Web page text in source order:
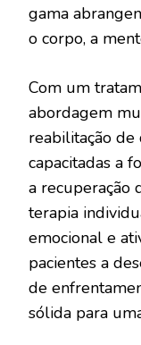
gama
o corpo, a
Com um
abordagem
reabilitação de
capacitadas a
a recuperação
terapia
emocional e
pacientes a
de
sólida para